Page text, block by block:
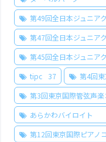
第49回全日本ジュニア
第47回全日本ジュニア
第45回全日本ジュニア
tipc
37 第4回
第3回東京国際管弦声
あらかわバイロイト
第12回東京国際ピアノ